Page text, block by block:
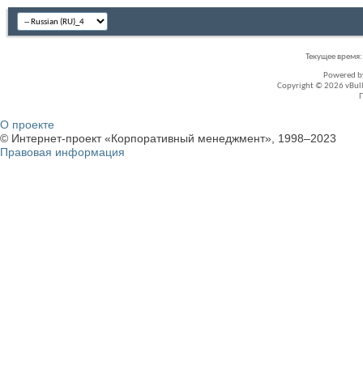
Текущее время:
Powered
Copyright © 2026
О проекте
© Интернет-проект «Корпоративный менеджмент», 1998–2023
Правовая информация